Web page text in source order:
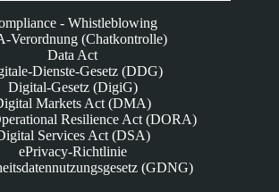
- Whistleblowing
Verordnung (Chatkontrolle)
Data Act
Dienste-Gesetz (DDG)
Digital-Gesetz (DigiG)
Markets Act (DMA)
Resilience Act (DORA)
Services Act (DSA)
ePrivacy-Richtlinie
(GDNG)